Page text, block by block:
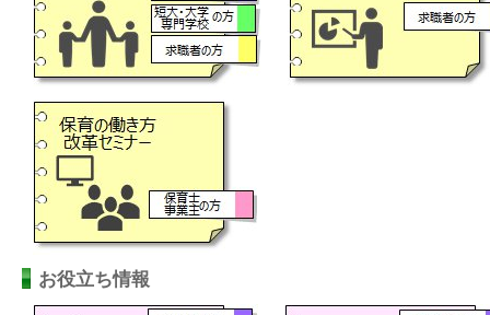
お役立ち情報